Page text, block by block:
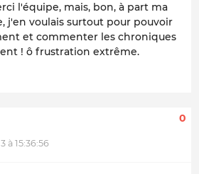
l'équipe, mais, bon, à part ma
j'en voulais surtout pour pouvoir
et commenter les chroniques
! ô frustration extrême.
à 15:36:56
0